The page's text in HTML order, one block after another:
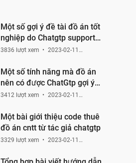
Một số gợi ý đề tài đồ án tốt
nghiệp do Chatgtp support
gợi ý
3836 lượt xem
2023-02-11
Một số tính năng mà đồ án
nên có được ChatGtp gợi ý
cho chúng ta
3412 lượt xem
2023-02-11
Một bài giới thiệu code thuê
đồ án cntt từ tác giả chatgtp
3329 lượt xem
2023-02-11